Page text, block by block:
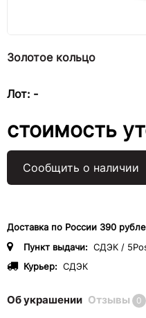
Золотое кольцо
Лот: -
стоимость
Сообщить о наличии
Доставка по России 390
Пункт выдачи: СДЭК /
Курьер: СДЭК
Об украшении Отзывы 0